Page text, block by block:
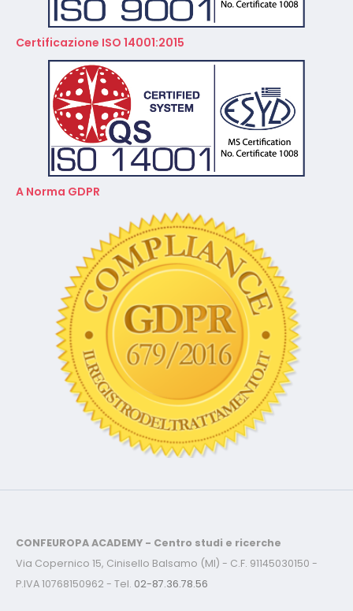
Certificazione ISO 14001:2015
A Norma GDPR
CONFEUROPA ACADEMY - Centro studi e ricerche
Via Copernico 15, Cinisello Balsamo (MI) - C.F. 91145030150 -
P.IVA 10768150962 - Tel. 02-87.36.78.56